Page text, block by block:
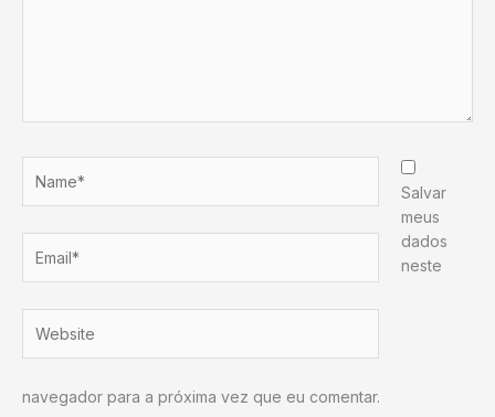
Salvar
meus
dados
neste
navegador para a próxima vez que eu comentar.